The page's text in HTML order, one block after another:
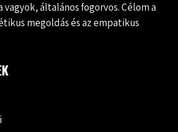
vagyok, általános fogorvos. Célom a
megoldás és az empatikus